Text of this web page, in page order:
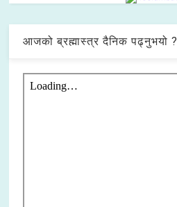
आजको ब्रह्मास्त्र दैनिक पढ्नुभयो ?